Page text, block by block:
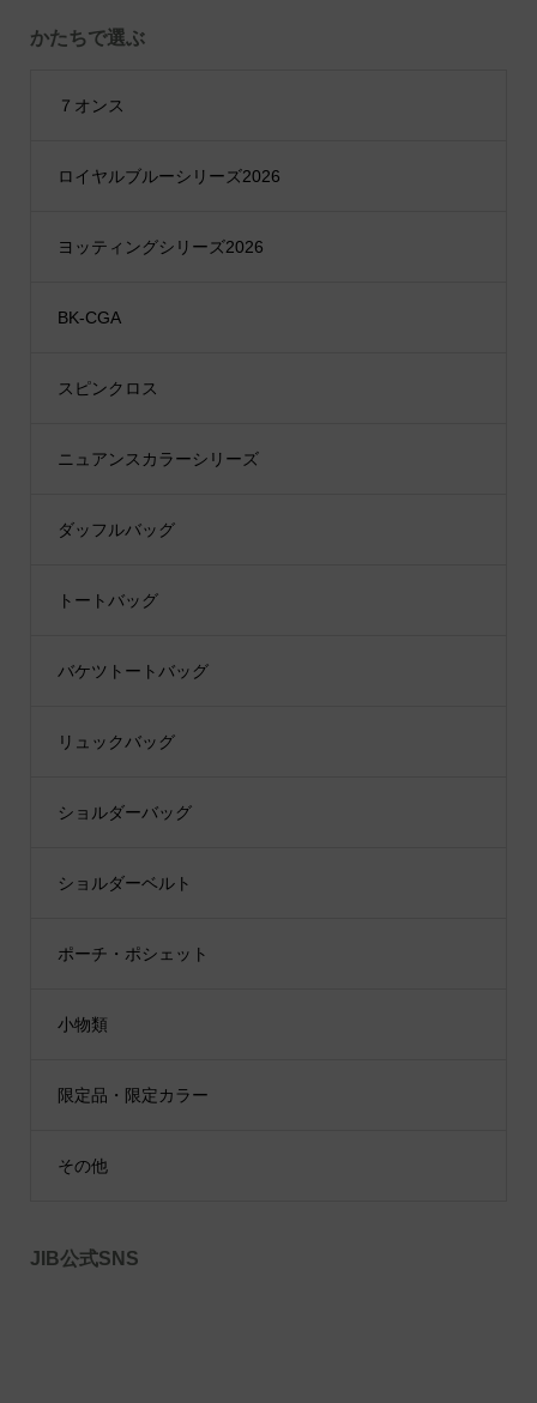
かたちで選ぶ
７オンス
ロイヤルブルーシリーズ2026
ヨッティングシリーズ2026
BK-CGA
スピンクロス
ニュアンスカラーシリーズ
ダッフルバッグ
トートバッグ
バケツトートバッグ
リュックバッグ
ショルダーバッグ
ショルダーベルト
ポーチ・ポシェット
小物類
限定品・限定カラー
その他
JIB公式SNS